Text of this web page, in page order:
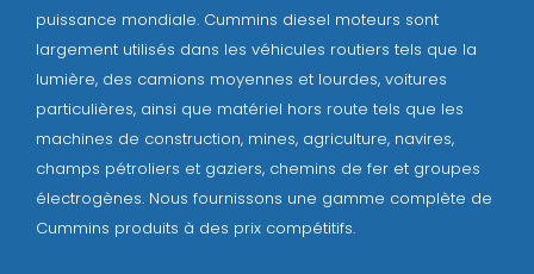
puissance mondiale. Cummins diesel moteurs sont
largement utilisés dans les véhicules routiers tels que la
lumière, des camions moyennes et lourdes, voitures
particulières, ainsi que matériel hors route tels que les
machines de construction, mines, agriculture, navires,
champs pétroliers et gaziers, chemins de fer et groupes
électrogènes. Nous fournissons une gamme complète de
Cummins produits à des prix compétitifs.